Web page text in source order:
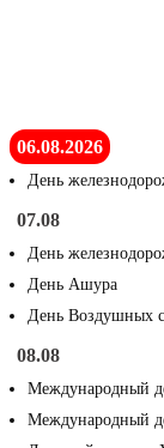
06.08.2026
День
07.08
День
День Ашура
День Воздушных
08.08
Международный
Международный